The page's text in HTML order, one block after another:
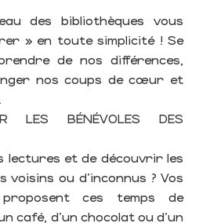
des bibliothèques vous
» en toute simplicité ! Se
de nos différences,
nos coups de cœur et
LES BÉNÉVOLES DES
lectures et de découvrir les
ou d’inconnus ? Vos
proposent ces temps de
café, d’un chocolat ou d’un